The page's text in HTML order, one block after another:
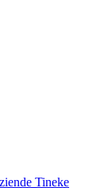
Tineke